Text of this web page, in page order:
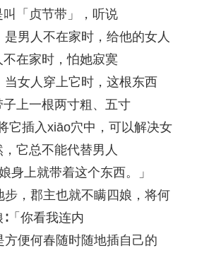
「贞节带」，听说
男人不在家时，给他的女人
在家时，怕她寂寞
女人穿上它时，这根东西
上一根两寸粗、五寸
它插入xiāo穴中，可以解决女
它总不能代替男人
上就带着这个东西。」
，郡主也就不瞒四娘，将何
「你看我连内
便何春随时随地插自己的